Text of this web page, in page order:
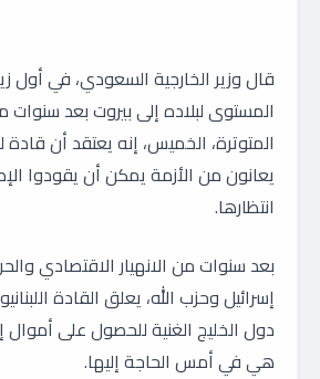
قال وزير الخارجية السعودي، في أول
المستوى لبلاده إلى بيروت بعد سنوات
المتوترة، الخميس، إنه يعتقد أن قادة
يعانون من الأزمة يمكن أن يقودوا
انتظارها.
بعد سنوات من الانهيار الاقتصادي
إسرائيل وحزب الله، يعلق القادة
دول الخليج الغنية للحصول على أموال
هي في أمس الحاجة إليها.